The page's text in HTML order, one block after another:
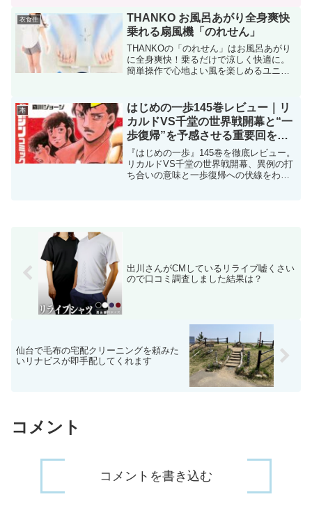
衣食住
THANKO お風呂あがり全身爽快
乗れる扇風機「のれせん」
THANKOの「のれせん」はお風呂あがり
に全身爽快！乗るだけで涼しく快適に。
簡単操作で心地よい風を楽しめるユニー
本
はじめの一歩145巻レビュー｜リ
カルドVS千堂の世界戦開幕と“一
歩復帰”を予感させる重要回を徹
底考察
『はじめの一歩』145巻を徹底レビュー。
リカルドVS千堂の世界戦開幕、異例の打
ち合いの意味と一歩復帰への伏線をわか
出川さんがCMしているリライブ嘘くさい
ので口コミ調査しました結果は？
仙台で毛布の宅配クリーニングを頼みた
いリナビスが即手配してくれます
コメント
コメントを書き込む